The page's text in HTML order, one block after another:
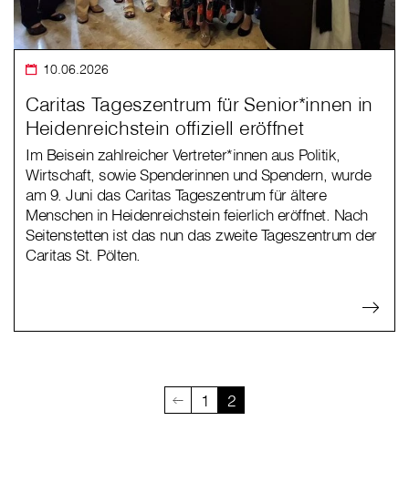
10.06.2026
Caritas Tageszentrum für Senior*innen in
Heidenreichstein offiziell eröffnet
Im Beisein zahlreicher Vertreter*innen aus Politik,
Wirtschaft, sowie Spenderinnen und Spendern, wurde
am 9. Juni das Caritas Tageszentrum für ältere
Menschen in Heidenreichstein feierlich eröffnet. Nach
Seitenstetten ist das nun das zweite Tageszentrum der
Caritas St. Pölten.
1 2